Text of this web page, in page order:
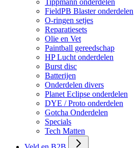
Bekijk alles
Tippmann onderdelen
FieldPB Blaster onderdelen
O-ringen setjes
Reparatiesets
Olie en Vet
Paintball gereedschap
HP Lucht onderdelen
Burst disc
Batterijen
Onderdelen divers
Planet Eclipse onderdelen
DYE / Proto onderdelen
Gotcha Onderdelen
Specials
Tech Matten